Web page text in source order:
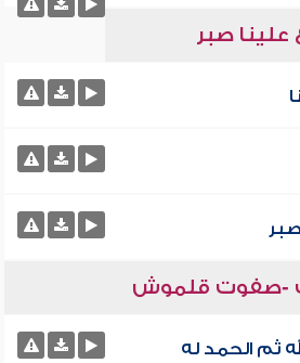
علينا صبر
صبر
-صفوت قلموش
ثم الحمد له